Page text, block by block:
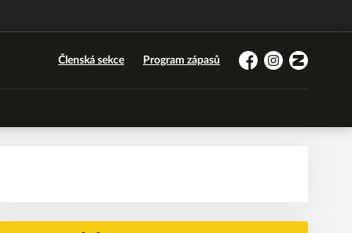
Členská sekce Program zápasů
FacebookInstagramZonerama